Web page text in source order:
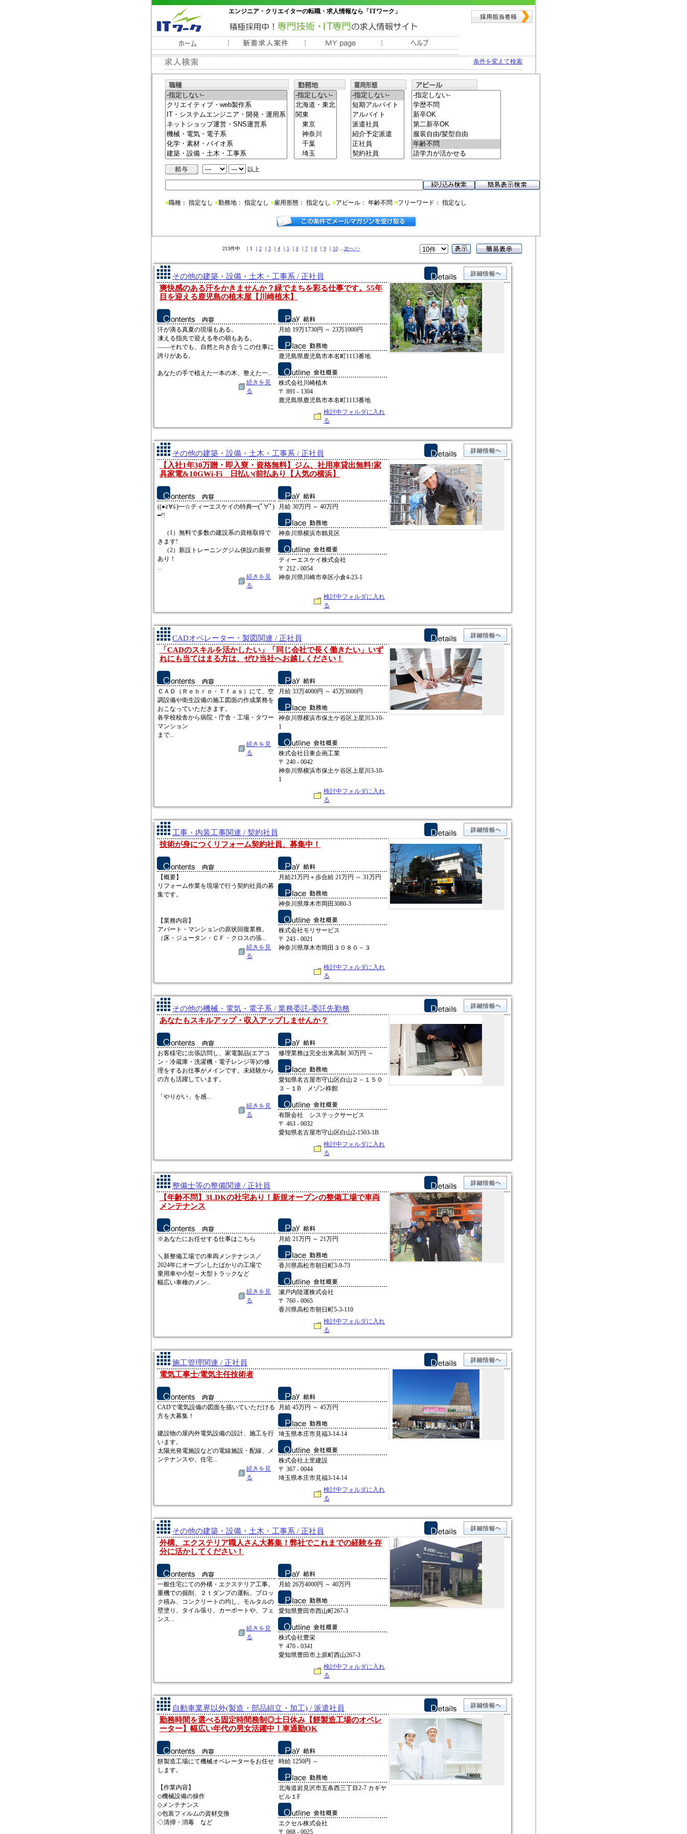
エンジニア・クリエイターの転職・求人情報なら「ITワーク」
常時3000件以上の求人情報掲載中
条件を変えて検索
以上
■職種： 指定なし ■勤務地： 指定なし ■雇用形態： 指定なし ■アピール： 年齢不問 ■フリーワード： 指定なし
213件中 ｜1 ｜ 2｜ 3｜ 4｜ 5｜ 6｜ 7｜ 8｜ 9｜ 10... 次へ>>
その他の建築・設備・土木・工事系 / 正社員
爽快感のある汗をかきませんか？緑でまちを彩る仕事です。55年
目を迎える鹿児島の植木屋【川崎植木】
汗が滴る真夏の現場もある。
凍える指先で迎える冬の朝もある。
――それでも、自然と向き合うこの仕事に
誇りがある。
あなたの手で植えた一本の木、整えた一...
続きを見
る
月給 19万1730円 ～ 23万1000円
鹿児島県鹿児島市本名町1113番地
株式会社川崎植木
〒 891 - 1304
鹿児島県鹿児島市本名町1113番地
検討中フォルダに入れ
る
その他の建築・設備・土木・工事系 / 正社員
【入社1年30万贈・即入寮・資格無料】ジム、社用車貸出無料!家
具家電&10GWi-Fi 日払い(前払あり【人気の横浜】
((●≧∀≦)━☆ティーエスケイの特典━(ﾟ∀ﾟ)
━!!
（1）無料で多数の建設系の資格取得で
きます!
（2）新設トレーニングジム併設の新寮
あり！
...
続きを見
る
月給 30万円 ～ 40万円
神奈川県横浜市鶴見区
ティーエスケイ株式会社
〒 212 - 0054
神奈川県川崎市幸区小倉4-23-1
検討中フォルダに入れ
る
CADオペレーター・製図関連 / 正社員
「CADのスキルを活かしたい」「同じ会社で長く働きたい」いず
れにも当てはまる方は、ぜひ当社へお越しください！
ＣＡＤ（Ｒｅｂｒｏ・Ｔｆａｓ）にて、空
調設備や衛生設備の施工図面の作成業務を
おこなっていただきます。
各学校校舎から病院・庁舎・工場・タワー
マンション
まで...
続きを見
る
月給 33万4000円 ～ 45万3600円
神奈川県横浜市保土ケ谷区上星川3-10-
1
株式会社日東企画工業
〒 240 - 0042
神奈川県横浜市保土ケ谷区上星川3-10-
1
検討中フォルダに入れ
る
工事・内装工事関連 / 契約社員
技術が身につくリフォーム契約社員、募集中！
【概要】
リフォーム作業を現場で行う契約社員の募
集です。
【業務内容】
アパート・マンションの原状回復業務。
（床・ジュータン・ＣＦ・クロスの張...
続きを見
る
月給21万円＋歩合給 21万円 ～ 31万円
神奈川県厚木市岡田3080-3
株式会社モリサービス
〒 243 - 0021
神奈川県厚木市岡田３０８０－３
検討中フォルダに入れ
る
その他の機械・電気・電子系 / 業務委託-委託先勤務
あなたもスキルアップ・収入アップしませんか？
お客様宅に出張訪問し、家電製品(エアコ
ン・冷蔵庫・洗濯機・電子レンジ等)の修
理をするお仕事がメインです。未経験から
の方も活躍しています。
「やりがい」を感...
続きを見
る
修理業務は完全出来高制 30万円 ～
愛知県名古屋市守山区白山２－１５０
３－１B メゾン柊館
有限会社 システックサービス
〒 463 - 0032
愛知県名古屋市守山区白山2-1503-1B
検討中フォルダに入れ
る
整備士等の整備関連 / 正社員
【年齢不問】3LDKの社宅あり！新規オープンの整備工場で車両
メンテナンス
※あなたにお任せする仕事はこちら
＼新整備工場での車両メンテナンス／
2024年にオープンしたばかりの工場で
乗用車や小型～大型トラックなど
幅広い車種のメン...
続きを見
る
月給 21万円 ～ 21万円
香川県高松市朝日町3-9-73
瀬戸内陸運株式会社
〒 760 - 0065
香川県高松市朝日町5-3-110
検討中フォルダに入れ
る
施工管理関連 / 正社員
電気工事士/電気主任技術者
CADで電気設備の図面を描いていただける
方を大募集！
建設物の屋内外電気設備の設計、施工を行
います。
太陽光発電施設などの電線施設・配線、メ
ンテナンスや、住宅...
続きを見
る
月給 45万円 ～ 45万円
埼玉県本庄市見福3-14-14
株式会社上里建設
〒 367 - 0044
埼玉県本庄市見福3-14-14
検討中フォルダに入れ
る
その他の建築・設備・土木・工事系 / 正社員
外構、エクステリア職人さん大募集！弊社でこれまでの経験を存
分に活かしてください！
一般住宅にての外構・エクステリア工事。
重機での掘削、２ｔダンプの運転、ブロッ
ク積み、コンクリートの均し、モルタルの
壁塗り、タイル張り、カーポートや、フェ
ンス...
続きを見
る
月給 26万4000円 ～ 40万円
愛知県豊田市西山町267-3
株式会社豊栄
〒 470 - 0341
愛知県豊田市上原町西山267-3
検討中フォルダに入れ
る
自動車業界以外(製造・部品組立・加工) / 派遣社員
勤務時間を選べる固定時間務制◎土日休み【餅製造工場のオペレ
ーター】幅広い年代の男女活躍中！車通勤OK
餅製造工場にて機械オペレーターをお任せ
します。
【作業内容】
◇機械設備の操作
◇メンテナンス
◇包装フィルムの資材交換
◇清掃・消毒 など
時給 1250円 ～
北海道岩見沢市五条西三丁目2-7 カギヤ
ビル１F
エクセル株式会社
〒 068 - 0025